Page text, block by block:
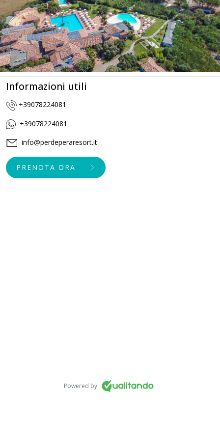
Informazioni utili
+39078224081
+39078224081
info@perdeperaresort.it
PRENOTA ORA
Powered by